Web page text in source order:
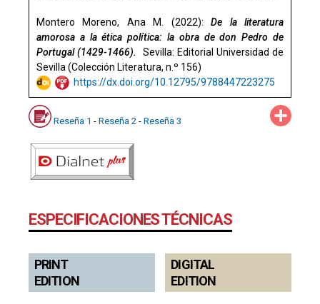
Montero Moreno, Ana M. (2022):De la literatura
amorosa a la ética política: la obra de don Pedro de
Portugal (1429-1466).
Sevilla: Editorial Universidad de
Sevilla (Colección Literatura, n.º 156)
https://dx.doi.org/10.12795/9788447223275
Reseña 1 - Reseña 2 - Reseña 3
ESPECIFICACIONES TÉCNICAS
PRINT
EDITION
DIGITAL
EDITION